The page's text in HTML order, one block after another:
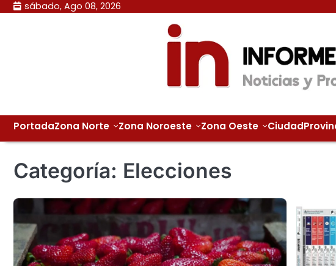
Skip sábado, Ago 08, 2026
PortadaZona Norte Zona Noroeste Zona Oeste Ciudad
Categoría: Elecciones